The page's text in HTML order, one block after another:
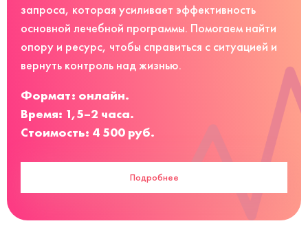
запроса, которая усиливает эффективность
основной лечебной программы. Помогаем найти
опору и ресурс, чтобы справиться с ситуацией и
вернуть контроль над жизнью.
Формат: онлайн.
Время: 1,5–2 часа.
Стоимость: 4 500 руб.
Подробнее